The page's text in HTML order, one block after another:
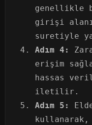
genellikle
girişi
suretiyle
Adım 4:
erişim
hassas
iletilir.
Adım 5: